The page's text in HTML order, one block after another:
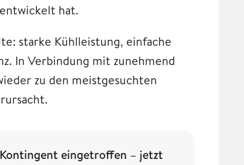
hat.
starke Kühlleistung, einfache
In Verbindung mit zunehmend
zu den meistgesuchten
eingetroffen – jetzt